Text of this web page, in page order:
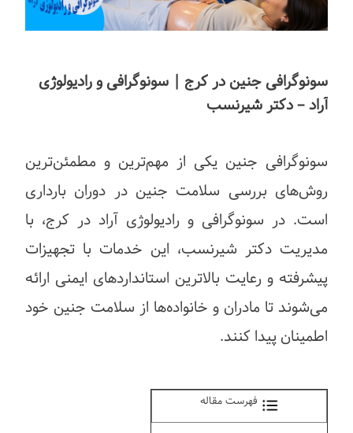
سونوگرافی جنین در کرج | سونوگرافی و رادیولوژی
آراد – دکتر شیرنسب
سونوگرافی جنین یکی از مهم‌ترین و مطمئن‌ترین
روش‌های بررسی سلامت جنین در دوران بارداری
است. در سونوگرافی و رادیولوژی آراد در کرج، با
مدیریت دکتر شیرنسب، این خدمات با تجهیزات
پیشرفته و رعایت بالاترین استانداردهای ایمنی ارائه
می‌شوند تا مادران و خانواده‌ها از سلامت جنین خود
اطمینان پیدا کنند.
فهرست مقاله